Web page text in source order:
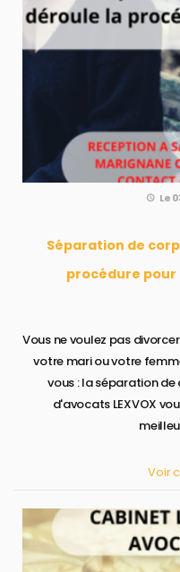
Le
Séparation de corps : comment se déroule la
procédure pour
Vous ne voulez pas divorcer mais vous ne voulez plus vivre avec
votre mari ou votre
vous : la séparation de
d'avocats LEXVOX
Voir